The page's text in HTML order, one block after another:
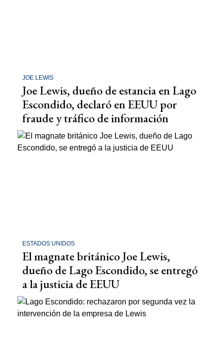
JOE LEWIS
Joe Lewis, dueño de estancia en Lago
Escondido, declaró en EEUU por
fraude y tráfico de información
ESTADOS UNIDOS
El magnate británico Joe Lewis,
dueño de Lago Escondido, se entregó
a la justicia de EEUU